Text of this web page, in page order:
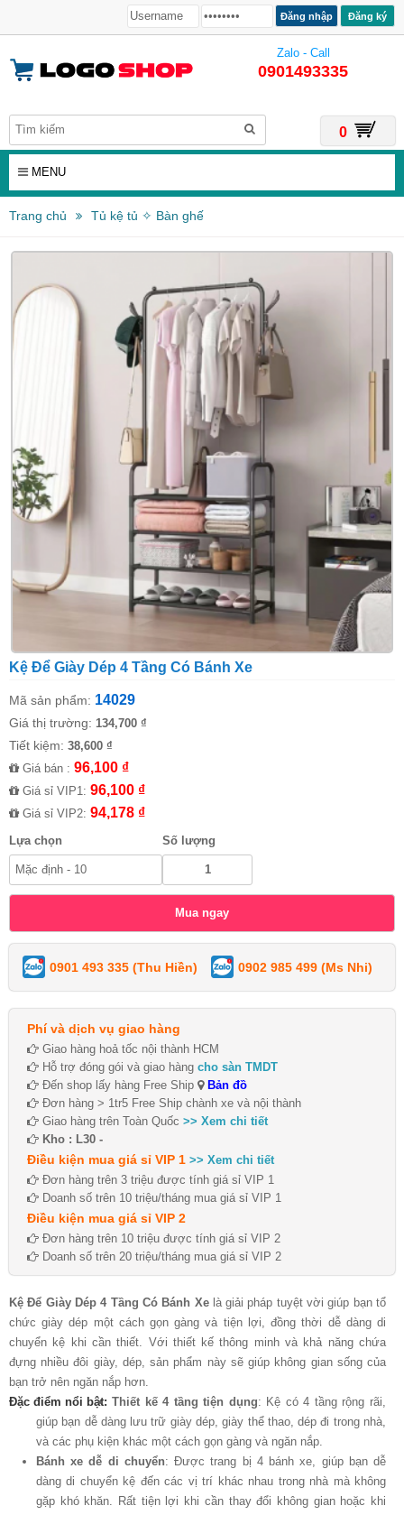
Đăng ký
Zalo - Call
0901493335
0
MENU
Trang chủ Tủ kệ tủ ✧ Bàn ghế
Kệ Để Giày Dép 4 Tầng Có Bánh Xe
Mã sản phẩm: 14029
Giá thị trường: 134,700 ₫
Tiết kiệm: 38,600 ₫
Giá bán : 96,100 ₫
Giá sỉ VIP1: 96,100 ₫
Giá sỉ VIP2: 94,178 ₫
Lựa chọn Số lượng
0901 493 335 (Thu Hiền) 0902 985 499 (Ms Nhi)
Phí và dịch vụ giao hàng
Giao hàng hoả tốc nội thành HCM
Hỗ trợ đóng gói và giao hàng cho sàn TMDT
Đến shop lấy hàng Free Ship
Bản đồ
Đơn hàng > 1tr5 Free Ship chành xe và nội thành
Giao hàng trên Toàn Quốc >> Xem chi tiết
Kho : L30 -
Điều kiện mua giá sỉ VIP 1 >> Xem chi tiết
Đơn hàng trên 3 triệu được tính giá sỉ VIP 1
Doanh số trên 10 triệu/tháng mua giá sỉ VIP 1
Điều kiện mua giá sỉ VIP 2
Đơn hàng trên 10 triệu được tính giá sỉ VIP 2
Doanh số trên 20 triệu/tháng mua giá sỉ VIP 2
Kệ Để Giày Dép 4 Tầng Có Bánh Xelà giải pháp tuyệt vời giúp bạn tổ
chức giày dép một cách gọn gàng và tiện lợi, đồng thời dễ dàng di
chuyển kệ khi cần thiết. Với thiết kế thông minh và khả năng chứa
đựng nhiều đôi giày, dép, sản phẩm này sẽ giúp không gian sống của
bạn trở nên ngăn nắp hơn.
Đặc điểm nổi bật: Thiết kế 4 tầng tiện dụng: Kệ có 4 tầng rộng rãi,
giúp bạn dễ dàng lưu trữ giày dép, giày thể thao, dép đi trong nhà,
và các phụ kiện khác một cách gọn gàng và ngăn nắp.
Bánh xe dễ di chuyển: Được trang bị 4 bánh xe, giúp bạn dễ
dàng di chuyển kệ đến các vị trí khác nhau trong nhà mà không
gặp khó khăn. Rất tiện lợi khi cần thay đổi không gian hoặc khi